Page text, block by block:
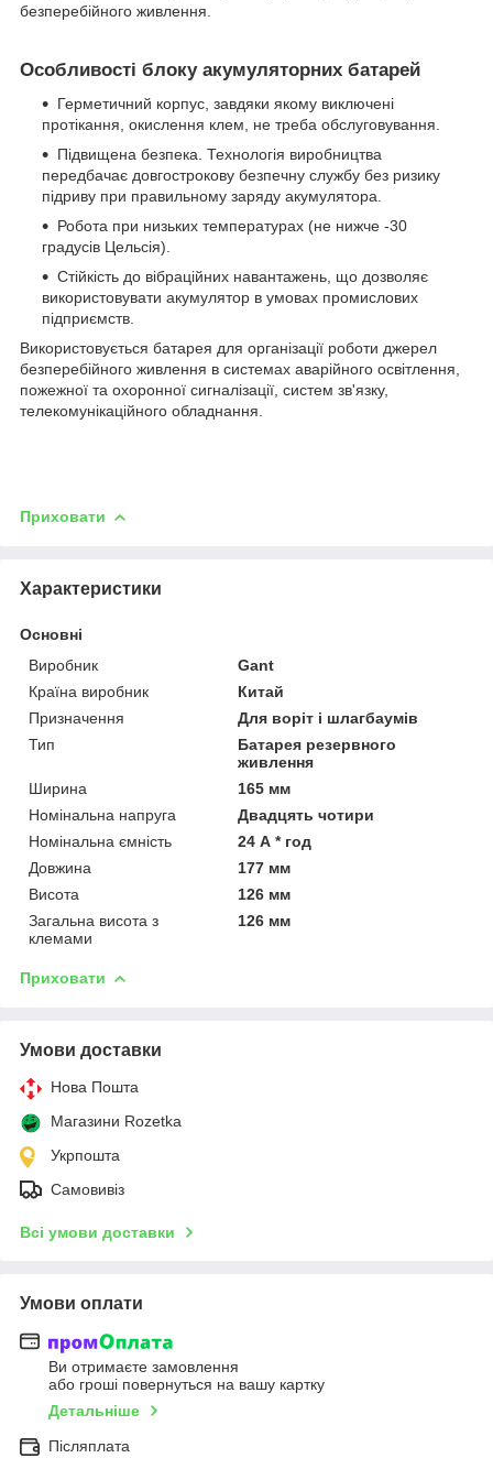
безперебійного живлення.
Особливості блоку акумуляторних батарей
Герметичний корпус, завдяки якому виключені
протікання, окислення клем, не треба обслуговування.
Підвищена безпека. Технологія виробництва
передбачає довгострокову безпечну службу без ризику
підриву при правильному заряду акумулятора.
Робота при низьких температурах (не нижче -30
градусів Цельсія).
Стійкість до вібраційних навантажень, що дозволяє
використовувати акумулятор в умовах промислових
підприємств.
Використовується батарея для організації роботи джерел
безперебійного живлення в системах аварійного освітлення,
пожежної та охоронної сигналізації, систем зв'язку,
телекомунікаційного обладнання.
Приховати
Характеристики
Основні
Виробник
Gant
Країна виробник
Китай
Призначення
Для воріт і шлагбаумів
Тип
Батарея резервного
живлення
Ширина
165 мм
Номінальна напруга
Двадцять чотири
Номінальна ємність
24 А * год
Довжина
177 мм
Висота
126 мм
Загальна висота з
клемами
126 мм
Приховати
Умови доставки
Нова Пошта
Магазини Rozetka
Укрпошта
Самовивіз
Всі умови доставки
Умови оплати
Ви отримаєте замовлення
або гроші повернуться на вашу картку
Детальніше
Післяплата